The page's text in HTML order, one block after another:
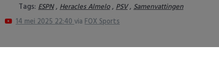
Tags: ESPN, Heracles Almelo, PSV, Samenvattingen
14 mei 2025 22:40via FOX Sports
PSV